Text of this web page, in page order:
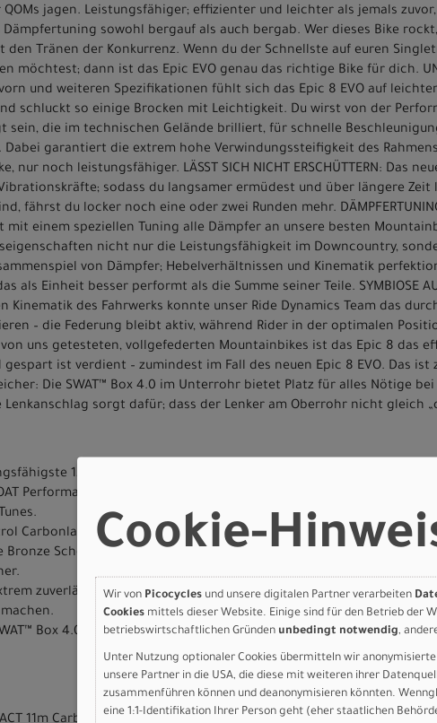
QOMs jagen. Leistungsfähiger; effizienter und leichter als jemals
Dämpfertuning sowohl bergauf als auch bergab. Wer dieses Bike
den Tränen der Konkurrenz. Wenn du der Schnellste auf euren
möchtest; dann ist das Epic EVO genau das richtige Bike für dich.
und weiteren Spezifikationen fühlt sich das Epic 8 EVO auf
schluckt so einige Brocken mit Leichtigkeit. Du wirst von der
sein, die im technischen Gelände brilliert, für schnelle
Dabei garantiert die extrem hohe Verwindungssteifigkeit des
nur noch leistungsfähiger. LÄSST SICH NICHT ERSCHÜTTERN: Das
sodass du langsamer ermüdest und über längere
fährst du locker noch eine oder zwei Runden mehr.
mit einem speziellen Tuning alle Dämpfer an unsere besten
nicht nur die Leistungsfähigkeit im Downcountry,
von Dämpfer; Hebelverhältnissen und Kinematik
als Einheit besser performt als die Summe seiner Teile. SYMBIOSE
Kinematik des Fahrwerks konnte unser Ride Dynamics Team das
– die Federung bleibt aktiv, während Rider in der optimalen
uns getesteten, vollgefederten Mountainbikes ist das Epic 8 das
gespart ist verdient – zumindest im Fall des neuen Epic 8 EVO. Das
Die SWAT™ Box 4.0 im Unterrohr bietet Platz für alles Nötige
sorgt dafür; dass der Lenker am Oberrohr nicht gleich
120-mm-Bike auf Erden. Ganze 12% mehr Stoßdämpfung
Performance Elite mit 130 mm Federweg und FOX FLOAT
Carbonlaufräder überzeugen überall; auf World Cups und am
Bronze Scheibenbremsen mit jeweils vier Kolben leisten Bremskraft
zuverlässigen und robusten SRAM GX Eagle AXS Transmission
Box 4.0 im Unterrohr für alle Essentials, die man bei einer
Cookie-
Wir von Picocycles und unsere digitalen Partner verarbeiten
Cookies mittels dieser Website. Einige sind für den Betrieb der
betriebswirtschaftlichen Gründen unbedingt notwendig,
Unter Nutzung optionaler Cookies übermitteln wir
unsere Partner in die USA, die diese mit weiteren ihrer
zusammenführen können und deanonymisieren könnten.
eine 1:1-Identifikation Ihrer Person geht (eher staatlichen